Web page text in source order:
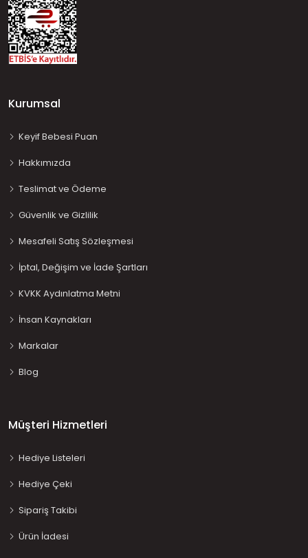
Kurumsal
Keyif Bebesi Puan
Hakkımızda
Teslimat ve Ödeme
Güvenlik ve Gizlilik
Mesafeli Satış Sözleşmesi
İptal, Değişim ve İade Şartları
KVKK Aydınlatma Metni
İnsan Kaynakları
Markalar
Blog
Müşteri Hizmetleri
Hediye Listeleri
Hediye Çeki
Sipariş Takibi
Ürün İadesi